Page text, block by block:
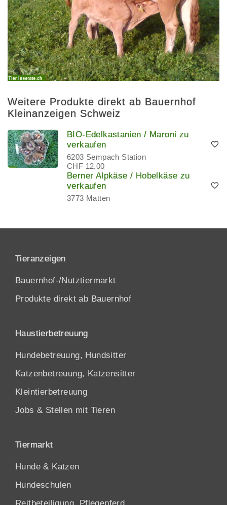
Weitere Produkte direkt ab Bauernhof
Kleinanzeigen Schweiz
BIO-Edelkastanien / Maroni zu
verkaufen
6203 Sempach Station
CHF 12.00
Berner Alpkäse / Hobelkäse zu
verkaufen
3773 Matten
Tieranzeigen
Bauernhof-/Nutztiermarkt
Produkte direkt ab Bauernhof
Haustierbetreuung
Hundebetreuung, Hundsitter
Katzenbetreuung, Katzensitter
Kleintierbetreuung
Jobs & Stellen mit Tieren
Tiermarkt
Hunde & Katzen
Hundeschulen